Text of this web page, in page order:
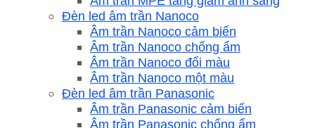
Đèn led âm trần Nanoco
Âm trần Nanoco cảm biến
Âm trần Nanoco chống ẩm
Âm trần Nanoco đổi màu
Âm trần Nanoco một màu
Đèn led âm trần Panasonic
Âm trần Panasonic cảm biến
Âm trần Panasonic chống ẩm